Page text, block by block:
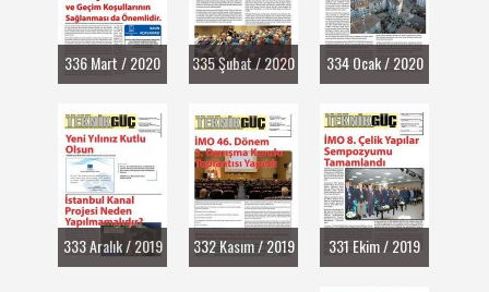
336 Mart / 2020 335 Şubat / 2020 334 Ocak / 2020
333 Aralık / 2019 332 Kasım / 2019 331 Ekim / 2019